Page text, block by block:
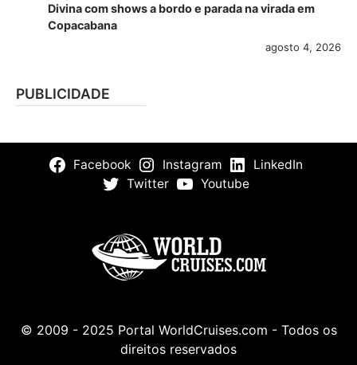
Divina com shows a bordo e parada na virada em
Copacabana
agosto 4, 2026
PUBLICIDADE
Facebook Instagram
LinkedIn
Twitter
Youtube
© 2009 - 2025 Portal WorldCruises.com - Todos os
direitos reservados